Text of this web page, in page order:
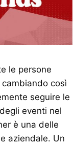
le persone
così
seguire le
eventi nel
è una delle
aziendale. Un